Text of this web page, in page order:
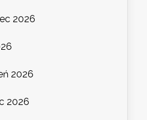
2026
2026
2026